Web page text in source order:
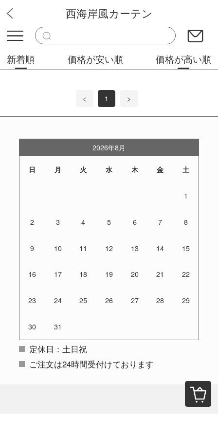
ぴっかりカーテン
西海岸風カーテン
新着順 価格が安い順 価格が高い順
< 1 >
2026年8月
日 月 火 水 木 金 土
1
2 3 4 5 6 7 8
9 10 11 12 13 14 15
16 17 18 19 20 21 22
23 24 25 26 27 28 29
30 31
定休日：土日祝
ご注文は24時間受付けております